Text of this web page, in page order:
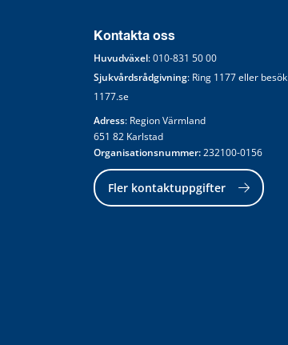
Kontakta oss
Huvudväxel: 010-831 50 00
Sjukvårdsrådgivning: Ring 1177 eller besök
1177.se
Adress: Region Värmland
651 82 Karlstad
Organisationsnummer: 232100-0156
Fler kontaktuppgifter